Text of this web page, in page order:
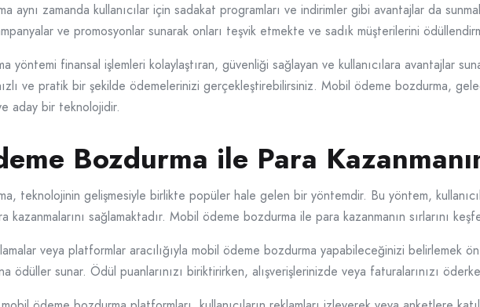
aynı zamanda kullanıcılar için sadakat programları ve indirimler gibi avantajlar da
ve promosyonlar sunarak onları teşvik etmekte ve sadık müşterilerini
yöntemi finansal işlemleri kolaylaştıran, güvenliği sağlayan ve kullanıcılara avantajlar
ve pratik bir şekilde ödemelerinizi gerçekleştirebilirsiniz. Mobil ödeme bozdurma,
aday bir teknolojidir.
Bozdurma ile Para
teknolojinin gelişmesiyle birlikte popüler hale gelen bir yöntemdir. Bu yöntem,
kazanmalarını sağlamaktadır. Mobil ödeme bozdurma ile para kazanmanın sırlarını
veya platformlar aracılığıyla mobil ödeme bozdurma yapabileceğinizi belirlemek
ödüller sunar. Ödül puanlarınızı biriktirirken, alışverişlerinizde veya faturalarınızı